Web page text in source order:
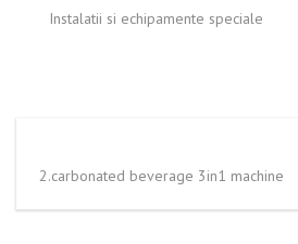
Instalatii si echipamente speciale
2.carbonated beverage 3in1 machine